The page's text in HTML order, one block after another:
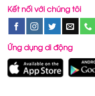
Kết nối với chúng tôi
Ứng dụng di động